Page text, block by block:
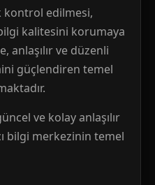
edilmesi,
kalitesini korumaya
anlaşılır ve düzenli
güçlendiren temel
ve kolay anlaşılır
bilgi merkezinin temel